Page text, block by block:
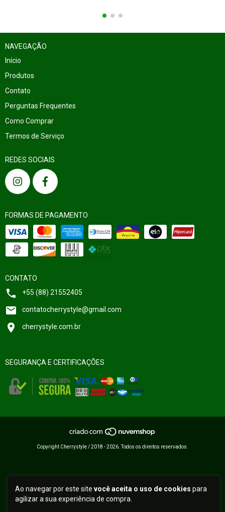
Ao navegar por este site você aceita o uso de cookies para
agilizar a sua experiência de compra.
NAVEGAÇÃO
Início
Produtos
Contato
Perguntas Frequentes
Como Comprar
Termos de Serviço
REDES SOCIAIS
FORMAS DE PAGAMENTO
CONTATO
+55 (88) 21552405
contatocherrystyle@gmail.com
cherrystyle.com.br
SEGURANÇA E CERTIFICAÇÕES
Copyright Cherrystyle / 2018 - 2026. Todos os direitos reservados.